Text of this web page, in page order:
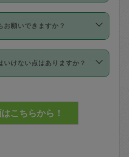
さい。
タスカジさんの登録に際
害賠償保険について教えて
ル（定期、スポット契約
※と、以下のキャンセル
。
料：
時間前＝依頼料金の50%
というメニューはありま
のみ」依頼を活用するこ
に入ったタスカジさんを
う気になるタスカジさ
に入ったタスカジさんに
お願いできますか？
業はタスカジさんの同意
回の依頼ののち、タスカ
の間で十分な信頼関係が
入るためにタスカジさん
いけない点はありますか？
かるロッカーや金庫に入
任の元管理するよう心掛